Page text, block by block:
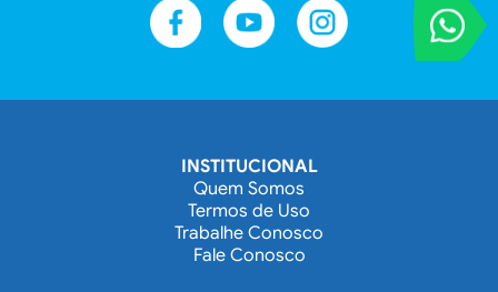
VOCÊ
Entre em
INSTITUCIONAL
Quem Somos
Termos de Uso
Trabalhe Conosco
Fale Conosco